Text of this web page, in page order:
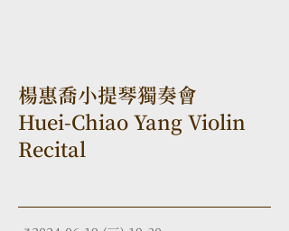
楊惠喬小提琴獨奏會
Huei-Chiao Yang Violin
Recital